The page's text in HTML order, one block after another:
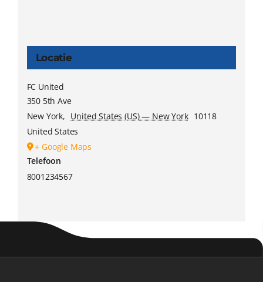
Locatie
FC United
350 5th Ave
New York, United States (US) — New York 10118
United States
+ Google Maps
Telefoon
8001234567